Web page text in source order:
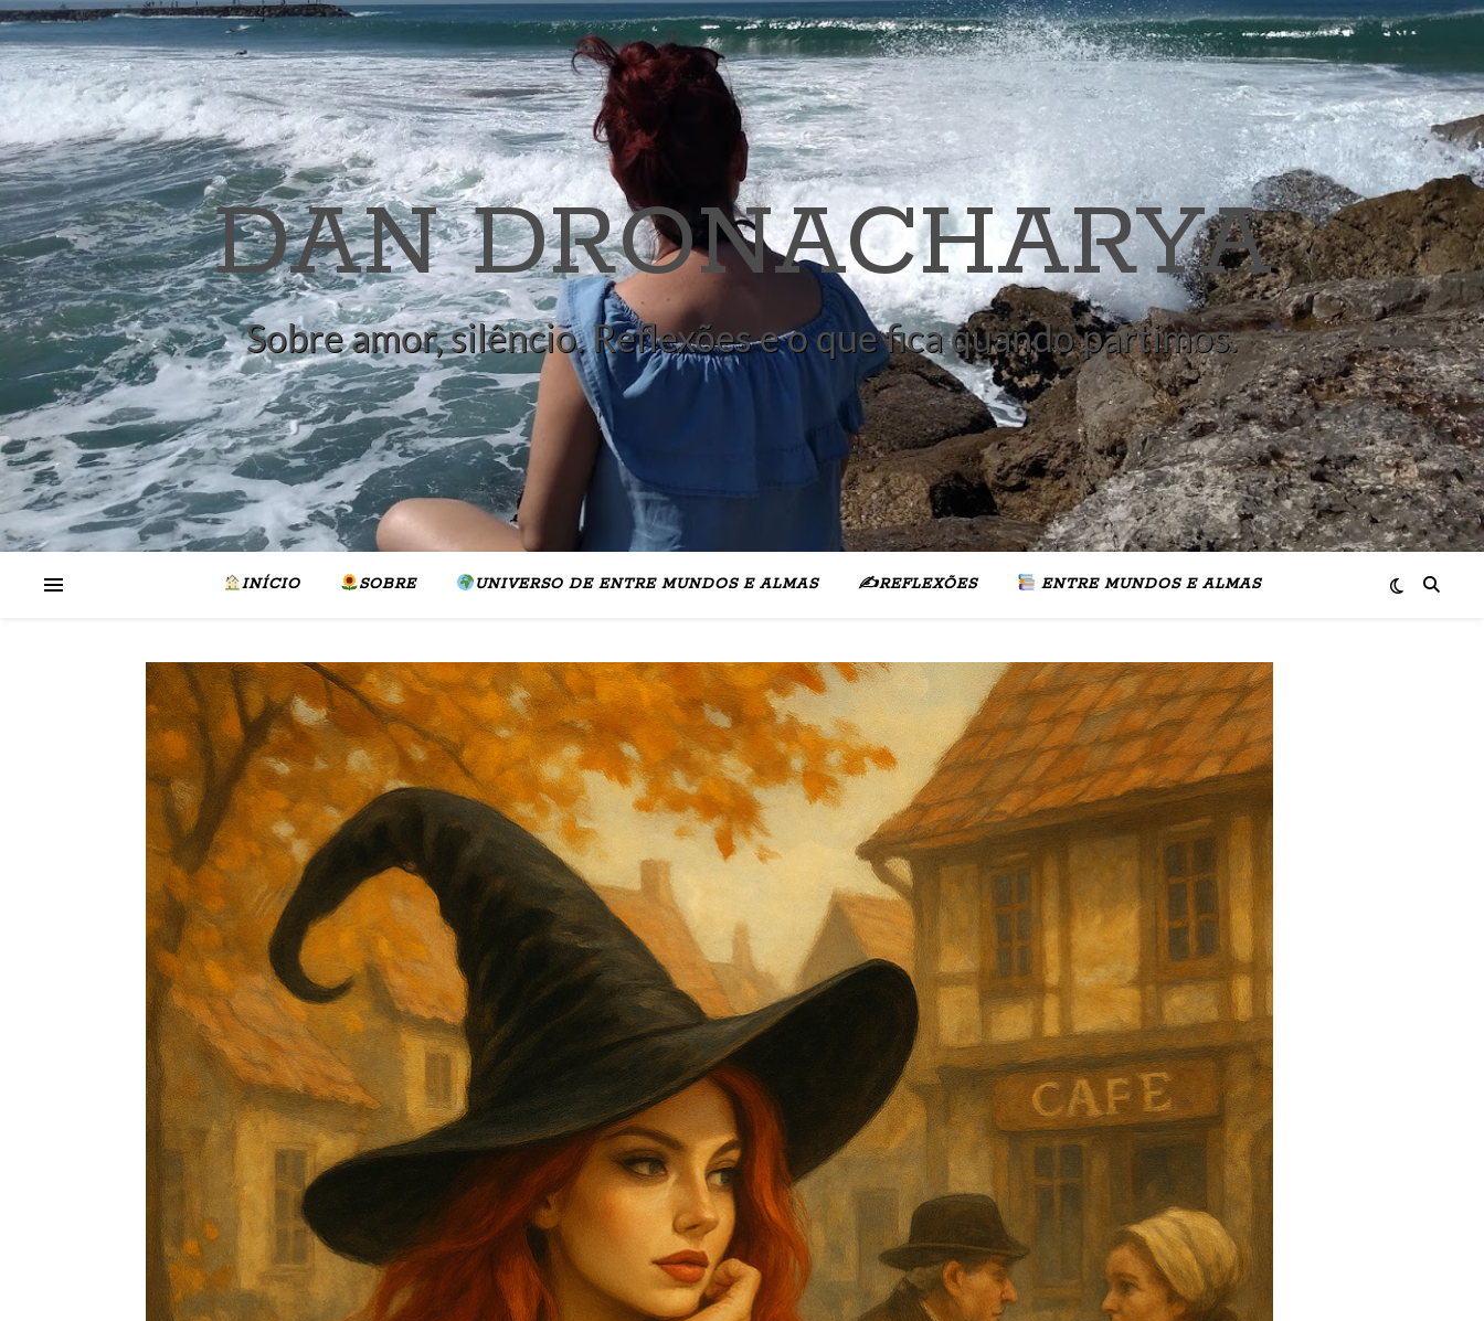
DAN DRONACHARYA
Sobre amor, silêncio. Reflexões e o que fica quando partimos.
INÍCIO SOBRE UNIVERSO DE ENTRE MUNDOS E ALMAS ✍️REFLEXÕES ENTRE MUNDOS E ALMAS